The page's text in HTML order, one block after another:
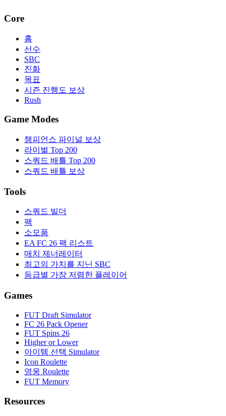
Core
홈
선수
SBC
진화
목표
시즌 진행도 보상
Rush
Game Modes
챔피언스 파이널 보상
라이벌 Top 200
스쿼드 배틀 Top 200
스쿼드 배틀 보상
Tools
스쿼드 빌더
팩
소모품
EA FC 26 팩 리스트
매치 제너레이터
최고의 가치를 지닌 SBC
등급별 가장 저렴한 플레이어
Games
FUT Draft Simulator
FC 26 Pack Opener
FUT Spins 26
Higher or Lower
아이템 선택 Simulator
Icon Roulette
영웅 Roulette
FUT Memory
Resources